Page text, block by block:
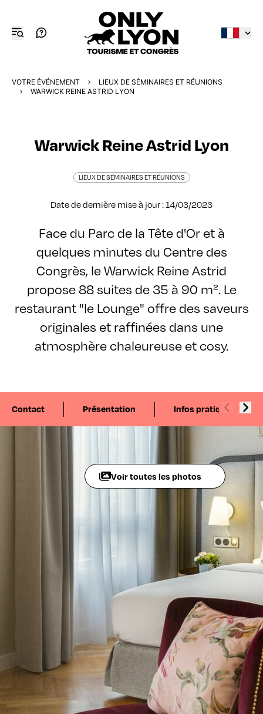
VOTRE ÉVÉNEMENT
LIEUX DE SÉMINAIRES ET RÉUNIONS
WARWICK REINE ASTRID LYON
Warwick Reine Astrid Lyon
LIEUX DE SÉMINAIRES ET RÉUNIONS
Date de dernière mise à jour : 14/03/2023
Face du Parc de la Tête d'Or et à
quelques minutes du Centre des
Congrès, le Warwick Reine Astrid
propose 88 suites de 35 à 90 m². Le
restaurant "le Lounge" offre des saveurs
originales et raffinées dans une
atmosphère chaleureuse et cosy.
Contact Présentation Infos pratiques
Voir toutes les photos